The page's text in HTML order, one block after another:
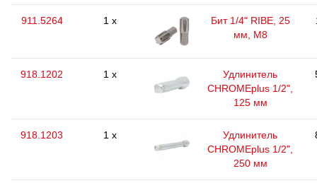
911.5264 1 x
Бит 1/4" RIBE, 25
мм, M8
918.1202 1 x
Удлинитель
CHROMEplus 1/2",
125 мм
918.1203 1 x
Удлинитель
CHROMEplus 1/2",
250 мм